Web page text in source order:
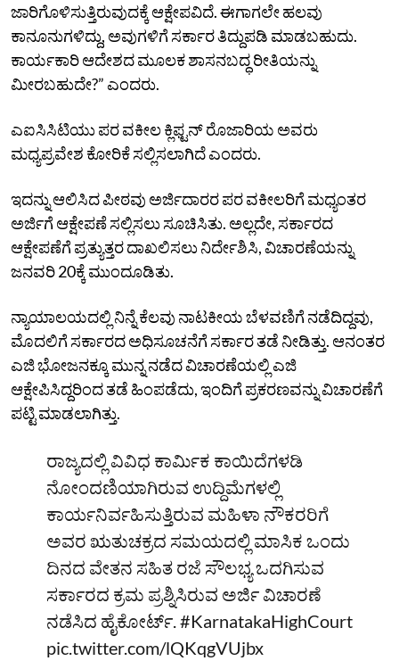
ಜಾರಿಗೊಳಿಸುತ್ತಿರುವುದಕ್ಕೆ ಆಕ್ಷೇಪವಿದೆ. ಈಗಾಗಲೇ ಹಲವು
ಕಾನೂನುಗಳಿದ್ದು, ಅವುಗಳಿಗೆ ಸರ್ಕಾರ ತಿದ್ದುಪಡಿ ಮಾಡಬಹುದು.
ಕಾರ್ಯಕಾರಿ ಆದೇಶದ ಮೂಲಕ ಶಾಸನಬದ್ಧ ರೀತಿಯನ್ನು
ಮೀರಬಹುದೇ?” ಎಂದರು.
ಎಐಸಿಸಿಟಿಯು ಪರ ವಕೀಲ ಕ್ಲಿಫ್ಟನ್‌ ರೊಜಾರಿಯ ಅವರು
ಮಧ್ಯಪ್ರವೇಶ ಕೋರಿಕೆ ಸಲ್ಲಿಸಲಾಗಿದೆ ಎಂದರು.
ಇದನ್ನು ಆಲಿಸಿದ ಪೀಠವು ಅರ್ಜಿದಾರರ ಪರ ವಕೀಲರಿಗೆ ಮಧ್ಯಂತರ
ಅರ್ಜಿಗೆ ಆಕ್ಷೇಪಣೆ ಸಲ್ಲಿಸಲು ಸೂಚಿಸಿತು. ಅಲ್ಲದೇ, ಸರ್ಕಾರದ
ಆಕ್ಷೇಪಣೆಗೆ ಪ್ರತ್ಯುತ್ತರ ದಾಖಲಿಸಲು ನಿರ್ದೇಶಿಸಿ, ವಿಚಾರಣೆಯನ್ನು
ಜನವರಿ 20ಕ್ಕೆ ಮುಂದೂಡಿತು.
ನ್ಯಾಯಾಲಯದಲ್ಲಿ ನಿನ್ನೆ ಕೆಲವು ನಾಟಕೀಯ ಬೆಳವಣಿಗೆ ನಡೆದಿದ್ದವು,
ಮೊದಲಿಗೆ ಸರ್ಕಾರದ ಅಧಿಸೂಚನೆಗೆ ಸರ್ಕಾರ ತಡೆ ನೀಡಿತ್ತು. ಆನಂತರ
ಎಜಿ ಭೋಜನಕ್ಕೂ ಮುನ್ನ ನಡೆದ ವಿಚಾರಣೆಯಲ್ಲಿ ಎಜಿ
ಆಕ್ಷೇಪಿಸಿದ್ದರಿಂದ ತಡೆ ಹಿಂಪಡೆದು, ಇಂದಿಗೆ ಪ್ರಕರಣವನ್ನು ವಿಚಾರಣೆಗೆ
ಪಟ್ಟಿ ಮಾಡಲಾಗಿತ್ತು.
ರಾಜ್ಯದಲ್ಲಿ ವಿವಿಧ ಕಾರ್ಮಿಕ ಕಾಯಿದೆಗಳಡಿ
ನೋಂದಣಿಯಾಗಿರುವ ಉದ್ದಿಮೆಗಳಲ್ಲಿ
ಕಾರ್ಯನಿರ್ವಹಿಸುತ್ತಿರುವ ಮಹಿಳಾ ನೌಕರರಿಗೆ
ಅವರ ಋತುಚಕ್ರದ ಸಮಯದಲ್ಲಿ ಮಾಸಿಕ ಒಂದು
ದಿನದ ವೇತನ ಸಹಿತ ರಜೆ ಸೌಲಭ್ಯ ಒದಗಿಸುವ
ಸರ್ಕಾರದ ಕ್ರಮ ಪ್ರಶ್ನಿಸಿರುವ ಅರ್ಜಿ ವಿಚಾರಣೆ
ನಡೆಸಿದ ಹೈಕೋರ್ಟ್. #KarnatakaHighCourt
pic.twitter.com/lQKqgVUjbx